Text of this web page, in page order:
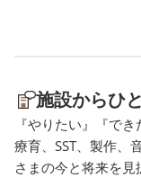
げる子どもたち💪
あまり、線から投
を忘れてしまう場
したが、それだけ
組んでいる姿が見
😊 今回は赤チー
施設からひ
『やりたい』『で
療育、SST、製作、
さまの今と将来を